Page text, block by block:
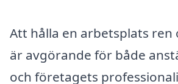
Att hålla en arbetsplats ren
är avgörande för både
och företagets